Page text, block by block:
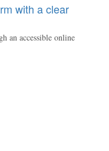
with a clear
an accessible online